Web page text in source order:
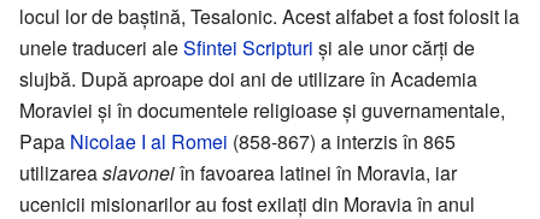
locul lor de baștină, Tesalonic. Acest alfabet a fost folosit la
unele traduceri aleSfintei Scripturi și ale unor cărți de
slujbă. După aproape doi ani de utilizare în Academia
Moraviei și în documentele religioase și guvernamentale,
Papa Nicolae I al Romei (858-867) a interzis în 865
utilizareaslavoneiîn favoarea latinei în Moravia, iar
ucenicii misionarilor au fost exilați din Moravia în anul